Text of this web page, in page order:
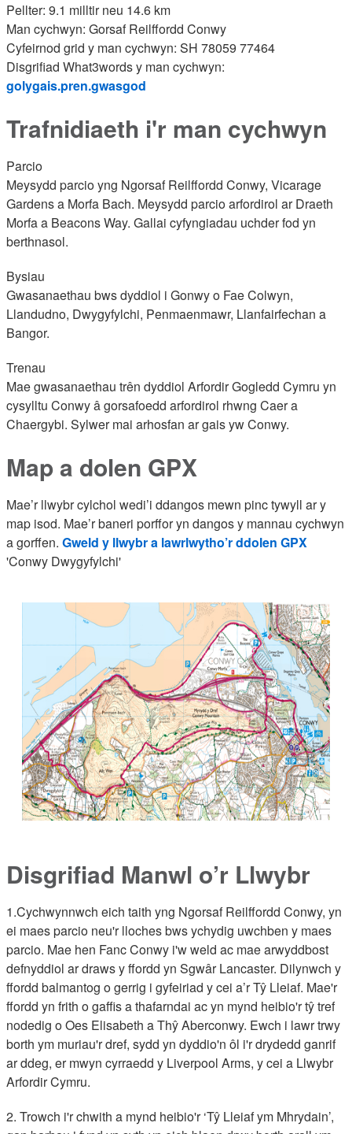
Pellter: 9.1 milltir neu 14.6 km
Man cychwyn: Gorsaf Reilffordd Conwy
Cyfeirnod grid y man cychwyn: SH 78059 77464
Disgrifiad What3words y man cychwyn:
golygais.pren.gwasgod
Trafnidiaeth i'r man cychwyn
Parcio
Meysydd parcio yng Ngorsaf Reilffordd Conwy, Vicarage
Gardens a Morfa Bach. Meysydd parcio arfordirol ar Draeth
Morfa a Beacons Way. Gallai cyfyngiadau uchder fod yn
berthnasol.
Bysiau
Gwasanaethau bws dyddiol i Gonwy o Fae Colwyn,
Llandudno, Dwygyfylchi, Penmaenmawr, Llanfairfechan a
Bangor.
Trenau
Mae gwasanaethau trên dyddiol Arfordir Gogledd Cymru yn
cysylltu Conwy â gorsafoedd arfordirol rhwng Caer a
Chaergybi. Sylwer mai arhosfan ar gais yw Conwy.
Map a dolen GPX
Mae’r llwybr cylchol wedi’i ddangos mewn pinc tywyll ar y
map isod. Mae’r baneri porffor yn dangos y mannau cychwyn
a gorffen. Gweld y llwybr a lawrlwytho’r ddolen GPX
'Conwy Dwygyfylchi'
Disgrifiad Manwl o’r Llwybr
1.Cychwynnwch eich taith yng Ngorsaf Reilffordd Conwy, yn
ei maes parcio neu'r lloches bws ychydig uwchben y maes
parcio. Mae hen Fanc Conwy i'w weld ac mae arwyddbost
defnyddiol ar draws y ffordd yn Sgwâr Lancaster. Dilynwch y
ffordd balmantog o gerrig i gyfeiriad y cei a’r Tŷ Lleiaf. Mae'r
ffordd yn frith o gaffis a thafarndai ac yn mynd heibio'r tŷ tref
nodedig o Oes Elisabeth a Thŷ Aberconwy. Ewch i lawr trwy
borth ym muriau'r dref, sydd yn dyddio'n ôl i'r drydedd ganrif
ar ddeg, er mwyn cyrraedd y Liverpool Arms, y cei a Llwybr
Arfordir Cymru.
2. Trowch i'r chwith a mynd heibio'r ‘Tŷ Lleiaf ym Mhrydain’,